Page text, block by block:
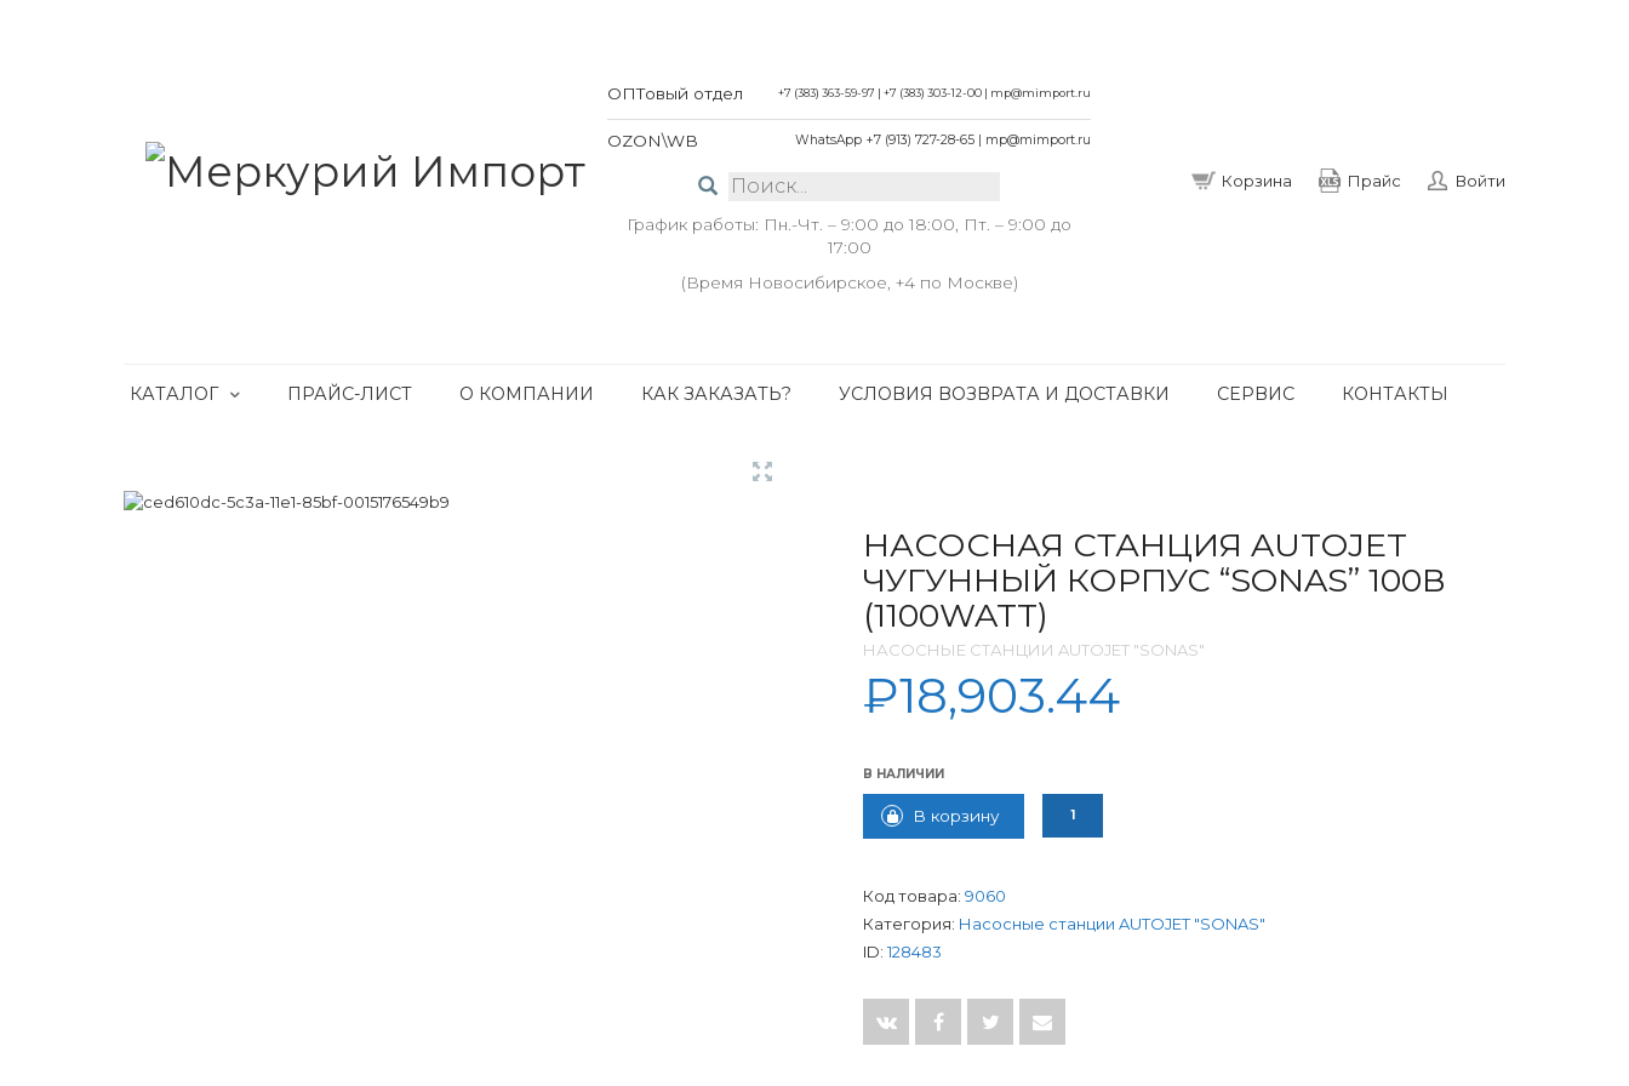
ОПТовый отдел +7 (383) 363-59-97 | +7 (383) 303-12-00 | mp@mimport.ru
OZON\WB WhatsApp +7 (913) 727-28-65 | mp@mimport.ru
График работы: Пн.-Чт. – 9:00 до 18:00, Пт. – 9:00 до
17:00
(Время Новосибирское, +4 по Москве)
Корзина Прайс Войти
КАТАЛОГ ПРАЙС-ЛИСТ О КОМПАНИИ КАК ЗАКАЗАТЬ? УСЛОВИЯ ВОЗВРАТА И ДОСТАВКИ СЕРВИС КОНТАКТЫ
НАСОСНАЯ СТАНЦИЯ AUTOJET
ЧУГУННЫЙ КОРПУС “SONAS” 100В
(1100WATT)
НАСОСНЫЕ СТАНЦИИ AUTOJET "SONAS"
₽18,903.44
В НАЛИЧИИ
В корзину
Код товара: 9060
Категория: Насосные станции AUTOJET "SONAS"
ID: 128483